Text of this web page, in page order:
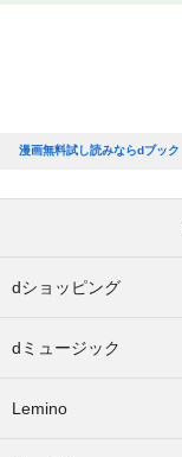
漫画無料試し読みならdブック
dショッピング
dミュージック
Lemino